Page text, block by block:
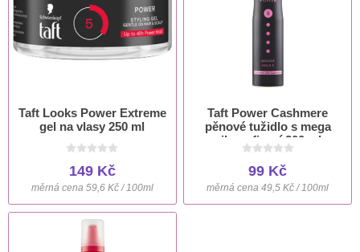
Taft Looks Power Extreme
gel na vlasy 250 ml
149 Kč
měrná cena 59,6 Kč / 100ml
Taft Power Cashmere
pěnové tužidlo s mega
silnou fixací 200 ml
99 Kč
měrná cena 49,5 Kč / 100ml